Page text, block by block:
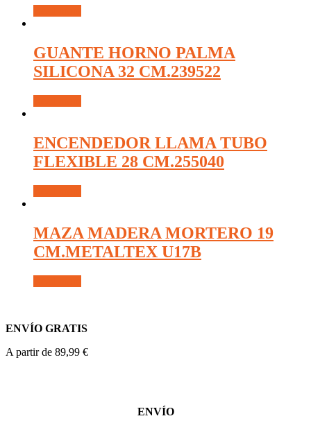
GUANTE HORNO PALMA
SILICONA 32 CM.239522
ENCENDEDOR LLAMA TUBO
FLEXIBLE 28 CM.255040
MAZA MADERA MORTERO 19
CM.METALTEX U17B
ENVÍO GRATIS
A partir de 89,99 €
ENVÍO